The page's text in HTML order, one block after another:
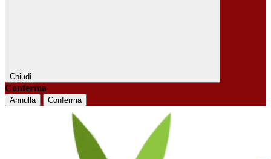
Chiudi
Conferma
Annulla Conferma